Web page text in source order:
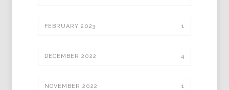
FEBRUARY 2023 1
DECEMBER 2022 4
NOVEMBER 2022 1